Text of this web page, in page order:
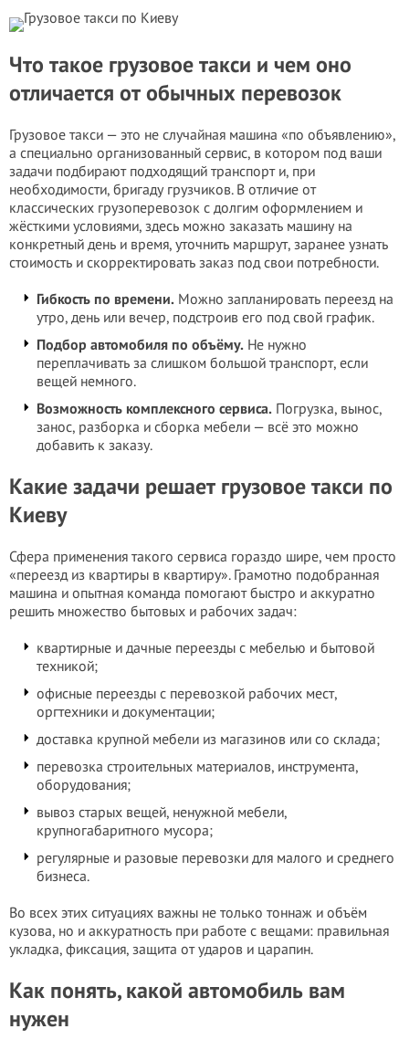
Что такое грузовое такси и чем оно
отличается от обычных перевозок
Грузовое такси — это не случайная машина «по объявлению»,
а специально организованный сервис, в котором под ваши
задачи подбирают подходящий транспорт и, при
необходимости, бригаду грузчиков. В отличие от
классических грузоперевозок с долгим оформлением и
жёсткими условиями, здесь можно заказать машину на
конкретный день и время, уточнить маршрут, заранее узнать
стоимость и скорректировать заказ под свои потребности.
Гибкость по времени. Можно запланировать переезд на
утро, день или вечер, подстроив его под свой график.
Подбор автомобиля по объёму. Не нужно
переплачивать за слишком большой транспорт, если
вещей немного.
Возможность комплексного сервиса. Погрузка, вынос,
занос, разборка и сборка мебели — всё это можно
добавить к заказу.
Какие задачи решает грузовое такси по
Киеву
Сфера применения такого сервиса гораздо шире, чем просто
«переезд из квартиры в квартиру». Грамотно подобранная
машина и опытная команда помогают быстро и аккуратно
решить множество бытовых и рабочих задач:
квартирные и дачные переезды с мебелью и бытовой
техникой;
офисные переезды с перевозкой рабочих мест,
оргтехники и документации;
доставка крупной мебели из магазинов или со склада;
перевозка строительных материалов, инструмента,
оборудования;
вывоз старых вещей, ненужной мебели,
крупногабаритного мусора;
регулярные и разовые перевозки для малого и среднего
бизнеса.
Во всех этих ситуациях важны не только тоннаж и объём
кузова, но и аккуратность при работе с вещами: правильная
укладка, фиксация, защита от ударов и царапин.
Как понять, какой автомобиль вам
нужен